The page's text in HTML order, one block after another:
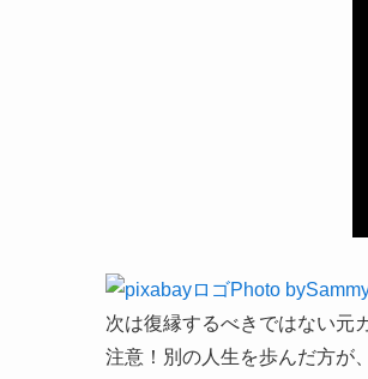
Photo
次は復縁するべきではない元
注意！別の人生を歩んだ方が